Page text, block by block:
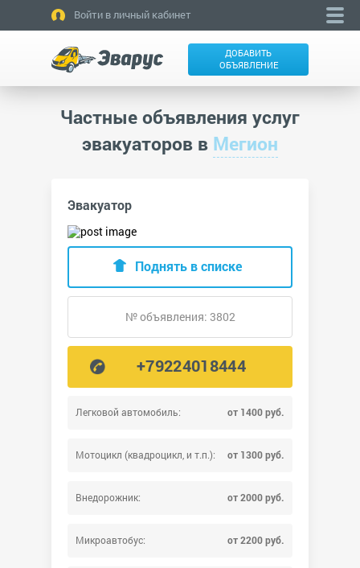
Войти в личный кабинет
ДОБАВИТЬ
ОБЪЯВЛЕНИЕ
Частные объявления услуг
эвакуаторов в Мегион
Эвакуатор
Легковой автомобиль: от 1400 руб.
Мотоцикл (квадроцикл, и т.п.): от 1300 руб.
Внедорожник: от 2000 руб.
Микроавтобус: от 2200 руб.
Поднять в списке
№ объявления: 3802
+79224018444